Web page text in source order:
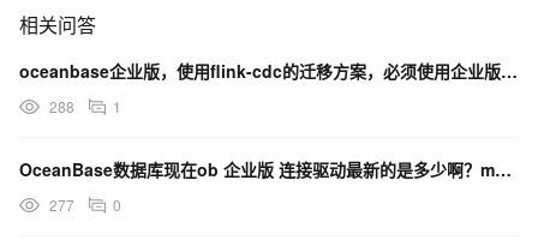
相关问答
oceanbase企业版，使用flink-cdc的迁移方案，必须使用企业版的oblogproxy吗？
288 1
OceanBase数据库现在ob 企业版 连接驱动最新的是多少啊？maven仓库
277 0